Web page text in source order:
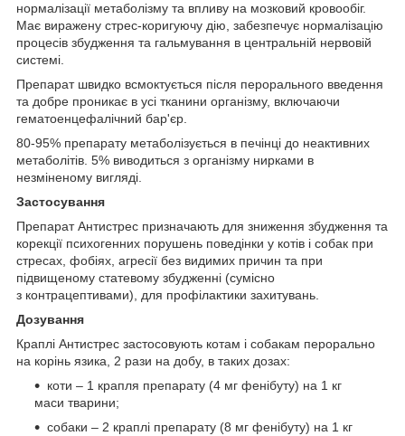
нормалізації метаболізму та впливу на мозковий кровообіг.
Має виражену стрес-коригуючу дію, забезпечує нормалізацію
процесів збудження та гальмування в центральній нервовій
системі.
Препарат швидко всмоктується після перорального введення
та добре проникає в усі тканини організму, включаючи
гематоенцефалічний бар'єр.
80-95% препарату метаболізується в печінці до неактивних
метаболітів. 5% виводиться з організму нирками в
незміненому вигляді.
Застосування
Препарат Антистрес призначають для зниження збудження та
корекції психогенних порушень поведінки у котів і собак при
стресах, фобіях, агресії без видимих причин та при
підвищеному статевому збудженні (сумісно
з контрацептивами), для профілактики захитувань.
Дозування
Краплі Антистрес застосовують котам і собакам перорально
на корінь язика, 2 рази на добу, в таких дозах:
коти – 1 крапля препарату (4 мг фенібуту) на 1 кг
маси тварини;
собаки – 2 краплі препарату (8 мг фенібуту) на 1 кг